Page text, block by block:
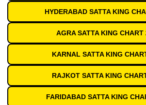
HYDERABAD SATTA KING
AGRA SATTA KING CHART
KARNAL SATTA KING
RAJKOT SATTA KING
FARIDABAD SATTA KING